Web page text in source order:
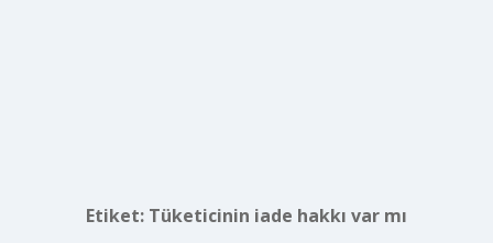
Etiket: Tüketicinin iade hakkı var mı